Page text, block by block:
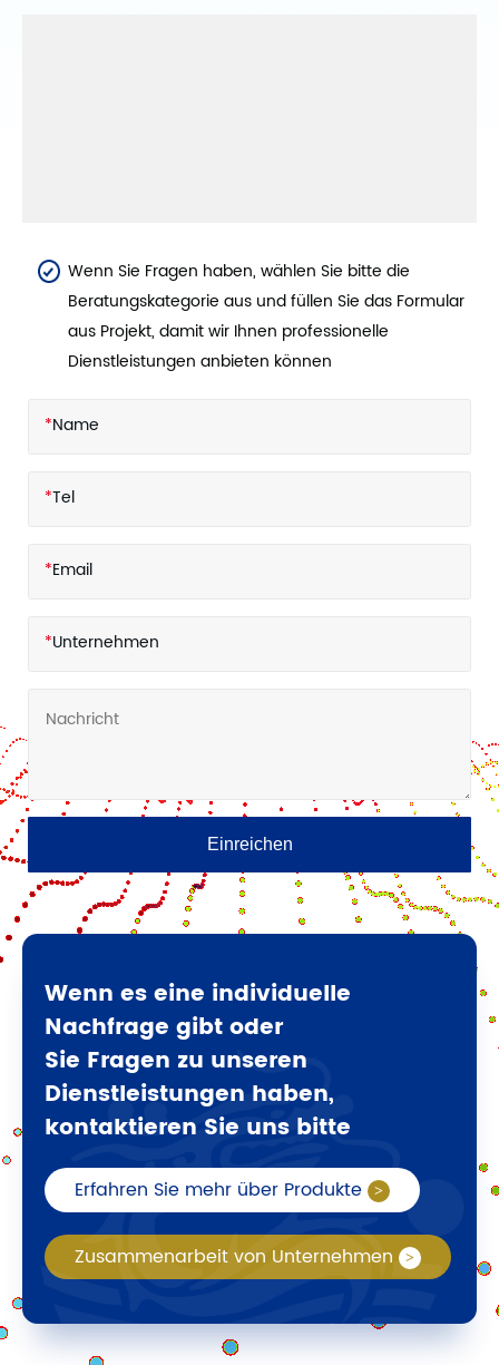
Wenn Sie Fragen haben, wählen Sie bitte die
Beratungskategorie aus und füllen Sie das Formular
aus Projekt, damit wir Ihnen professionelle
Dienstleistungen anbieten können
*Name
*Tel
*Email
*Unternehmen
Wenn es eine individuelle
Nachfrage gibt oder
Sie Fragen zu unseren
Dienstleistungen haben,
kontaktieren Sie uns bitte
Erfahren Sie mehr über Produkte
Zusammenarbeit von Unternehmen